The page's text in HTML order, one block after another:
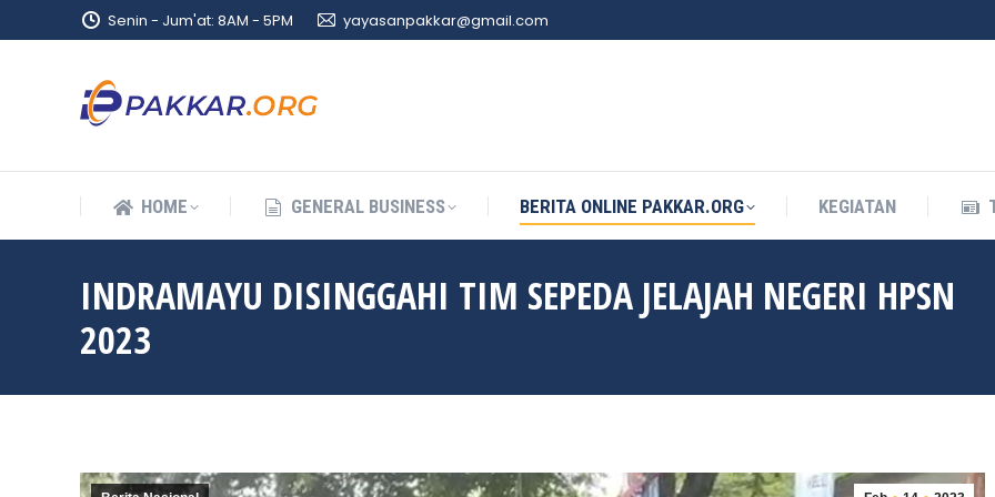
Senin - Jum'at: 8AM - 5PM yayasanpakkar@gmail.com
HOME GENERAL BUSINESS BERITA ONLINE PAKKAR.ORG KEGIATAN
INDRAMAYU DISINGGAHI TIM SEPEDA JELAJAH NEGERI HPSN
2023
HOME GENERAL BUSINESS BERITA ONLINE PAKKAR.ORG KEGIATAN